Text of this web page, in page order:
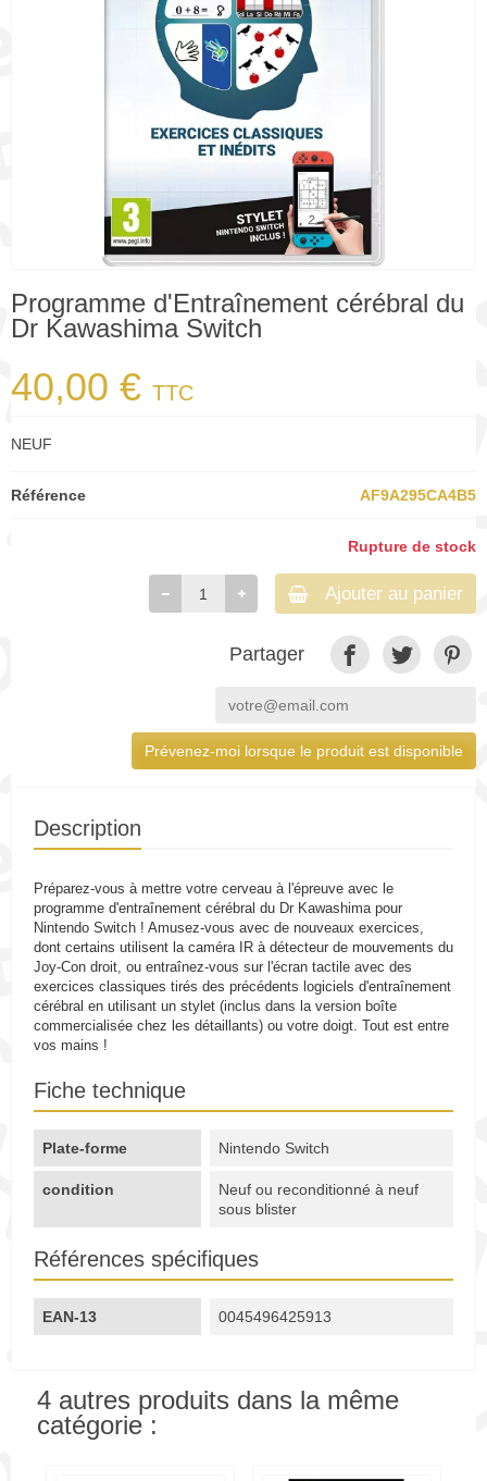
Programme d'Entraînement cérébral du
Dr Kawashima Switch
40,00 € TTC
NEUF
Référence AF9A295CA4B5
Rupture de stock
Ajouter au panier
Partager
Prévenez-moi lorsque le produit est disponible
Description
Préparez-vous à mettre votre cerveau à l'épreuve avec le
programme d'entraînement cérébral du Dr Kawashima pour
Nintendo Switch ! Amusez-vous avec de nouveaux exercices,
dont certains utilisent la caméra IR à détecteur de mouvements du
Joy-Con droit, ou entraînez-vous sur l'écran tactile avec des
exercices classiques tirés des précédents logiciels d'entraînement
cérébral en utilisant un stylet (inclus dans la version boîte
commercialisée chez les détaillants) ou votre doigt. Tout est entre
vos mains !
Fiche technique
Plate-forme Nintendo Switch
condition
Neuf ou reconditionné à neuf
sous blister
Références spécifiques
EAN-13 0045496425913
4 autres produits dans la même
catégorie :